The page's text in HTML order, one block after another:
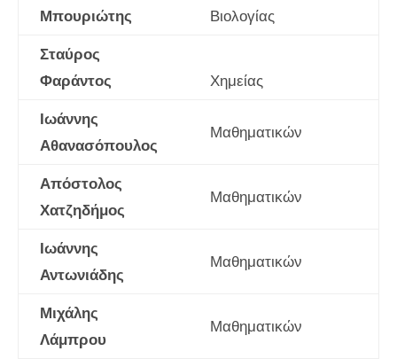
Μπουριώτης
Βιολογίας
Σταύρος
Φαράντος
Χημείας
Ιωάννης
Αθανασόπουλος
Μαθηματικών
Απόστολος
Χατζηδήμος
Μαθηματικών
Ιωάννης
Αντωνιάδης
Μαθηματικών
Μιχάλης
Λάμπρου
Μαθηματικών